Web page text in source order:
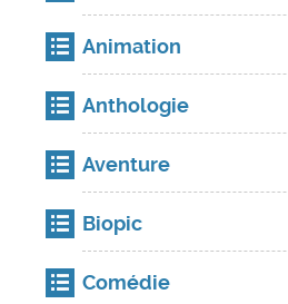
Animation
Anthologie
Aventure
Biopic
Comédie